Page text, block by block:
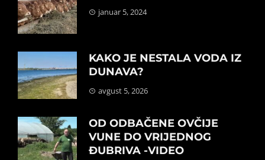
januar 5, 2024
KAKO JE NESTALA VODA IZ
DUNAVA?
avgust 5, 2026
OD ODBAČENE OVČIJE
VUNE DO VRIJEDNOG
ĐUBRIVA -VIDEO